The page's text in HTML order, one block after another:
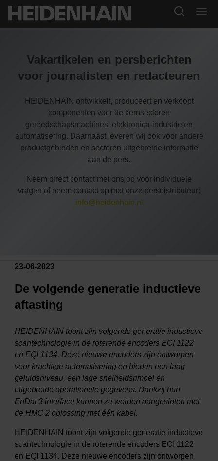
Vakartikelen en persberichten
voor journalisten en redacteuren
HEIDENHAIN ontwikkelt, produceert en verkoopt
componenten voor de kernsectoren
gereedschapsmachines, elektronica-industrie en
automatisering. Daarnaast leveren wij ook voor andere
productgebieden en sectoren uitgebreide informatie
aan de pers.
Neem direct contact met ons op voor individuele
vragen of neem contact op met onze persdistributeur:
info@heidenhain.nl
23-06-2023
De volgende generatie inductieve
aftasting
HEIDENHAIN toont zijn volgende generatie inductieve
scantechnologie in de roterende encoders ECI 1122
en EQI 1134. Deze nieuwe encoders zijn ontworpen
voor krachtige automatisering en bieden een laag
geluidsniveau, een lage snelheidsrimpel en
uitgebreide operationele gegevens. Dankzij hun
EnDat 3 interface kunnen ze worden aangesloten met
de HMC 2 oplossing met één kabel.
HEIDENHAIN toont zijn volgende generatie inductieve
scantechnologie in de roterende encoders ECI 1122
en EQI 1134. Deze nieuwe encoders zijn ontworpen